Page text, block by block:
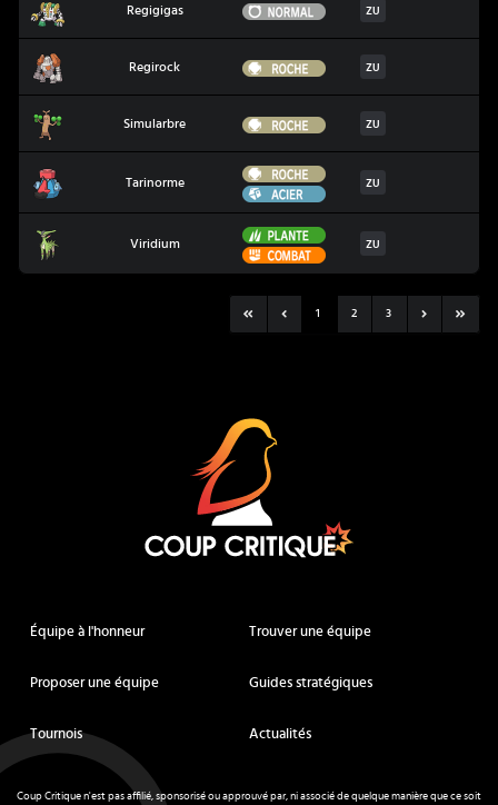
Regigigas NormalZU
Regirock Roche ZU
Simularbre Roche ZU
Tarinorme
Roche
Acier
ZU
Viridium
Plante
Combat
ZU
1 2 3
Équipe à l'honneur Trouver une équipe
Proposer une équipe Guides stratégiques
Tournois Actualités
Coup Critique n'est pas affilié, sponsorisé ou approuvé par, ni associé de quelque manière que ce soit